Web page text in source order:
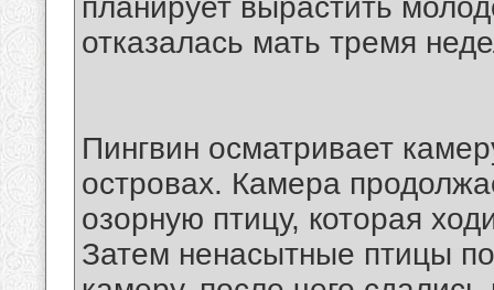
планирует вырастить
отказалась мать тремя
Пингвин осматривает
островах. Камера
озорную птицу, которая
Затем ненасытные птицы